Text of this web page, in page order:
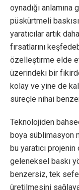
oynadığı
püskürtmeli
yaratıcılar artık
fırsatlarını
özelleştirme elde
üzerindeki bir
kolay ve yine de
süreçle nihai
Teknolojiden
boya süblimasyon
bu yaratıcı
geleneksel baskı
benzersiz, tek
üretilmesini